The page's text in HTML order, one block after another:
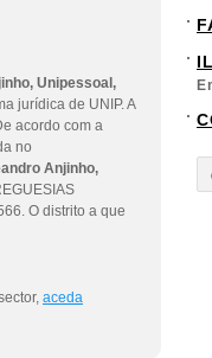
Unipessoal,
jurídica de UNIP. A
acordo com a
no
Anjinho,
O distrito a que
aceda